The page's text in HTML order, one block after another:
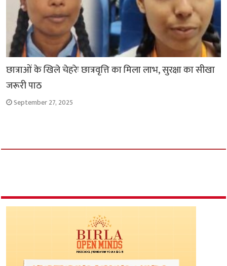
छात्राओं के खिले चेहरेः छात्रवृत्ति का मिला लाभ, सुरक्षा का सीखा
जरूरी पाठ
September 27, 2025